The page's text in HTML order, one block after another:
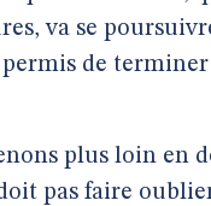
va se
de terminer
plus loin en
pas faire